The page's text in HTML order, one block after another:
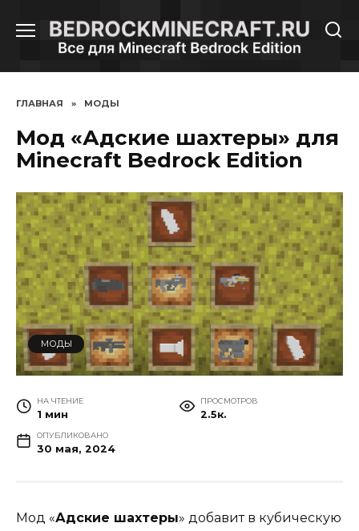
содержанию
ГЛАВНАЯ » МОДЫ
Мод «Адские шахтеры» для
Minecraft Bedrock Edition
МОДЫ
НА ЧТЕНИЕ
1 мин
ПРОСМОТРОВ
2.5к.
ОПУБЛИКОВАНО
30 мая, 2024
Мод «Адские шахтеры» добавит в кубическую